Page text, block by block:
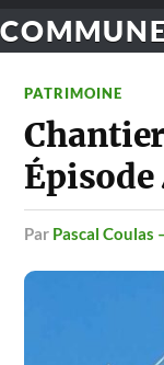
PATRIMOINE
Épisode
par Pascal Coulas